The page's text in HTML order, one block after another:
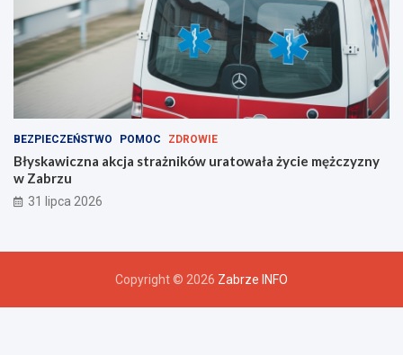
BEZPIECZEŃSTWO POMOC ZDROWIE
Błyskawiczna akcja strażników uratowała życie mężczyzny
w Zabrzu
31 lipca 2026
Copyright © 2026 Zabrze INFO